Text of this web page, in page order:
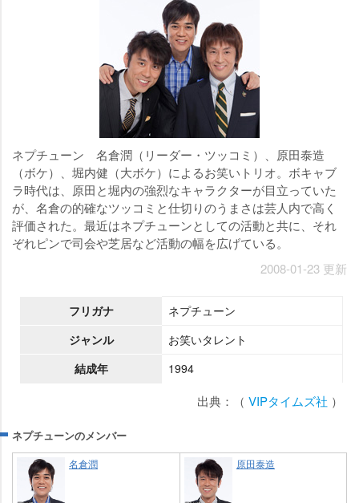
ネプチューン 名倉潤（リーダー・ツッコミ）、原田泰造
（ボケ）、堀内健（大ボケ）によるお笑いトリオ。ボキャブ
ラ時代は、原田と堀内の強烈なキャラクターが目立っていた
が、名倉の的確なツッコミと仕切りのうまさは芸人内で高く
評価された。最近はネプチューンとしての活動と共に、それ
ぞれピンで司会や芝居など活動の幅を広げている。
2008-01-23 更新
フリガナ
ネプチューン
ジャンル
お笑いタレント
結成年
1994
出典：（ VIPタイムズ社 ）
ネプチューンのメンバー
名倉潤 原田泰造